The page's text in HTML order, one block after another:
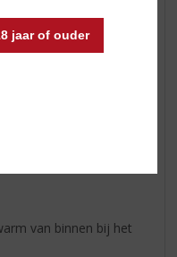
jaar of ouder
van binnen bij het